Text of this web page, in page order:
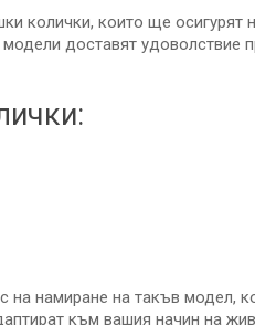
колички, които ще осигурят
доставят удоволствие
намиране на такъв модел,
към вашия начин на